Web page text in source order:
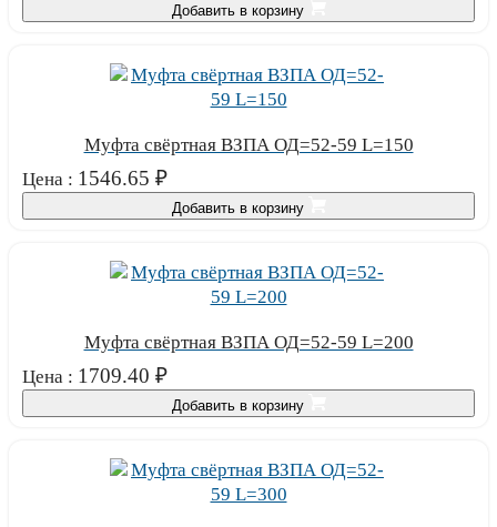
Добавить в корзину
Муфта свёртная ВЗПА ОД=52-59 L=150
Цена : 1546.65 ₽
Добавить в корзину
Муфта свёртная ВЗПА ОД=52-59 L=200
Цена : 1709.40 ₽
Добавить в корзину